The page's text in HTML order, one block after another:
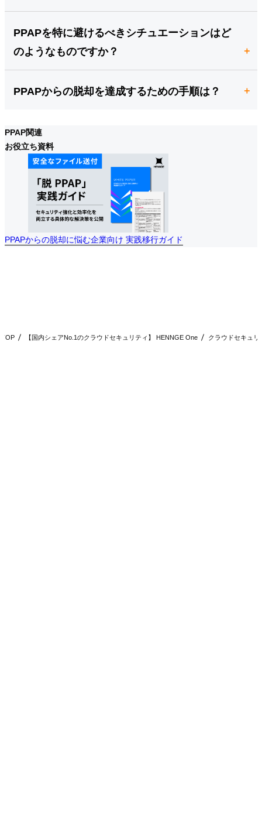
PPAPを特に避けるべきシチュエーションはど
のようなものですか？
PPAPからの脱却を達成するための手順は？
PPAP関連
お役立ち資料
PPAPからの脱却に悩む企業向け 実践移行ガイド
PPAPからの脱却に悩む企業向け 実践移行ガイド
PPAPからの脱却に悩む企業向け 実践移行ガイド
TOP 【国内シェアNo.1のクラウドセキュリティ】 HENNGE One クラウドセキュリ